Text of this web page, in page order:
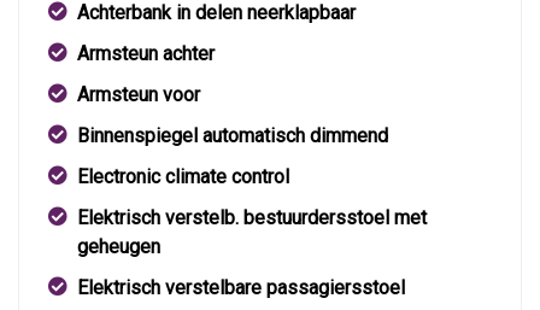
Achterbank in delen neerklapbaar
Armsteun achter
Armsteun voor
Binnenspiegel automatisch dimmend
Electronic climate control
Elektrisch verstelb. bestuurdersstoel met
geheugen
Elektrisch verstelbare passagiersstoel